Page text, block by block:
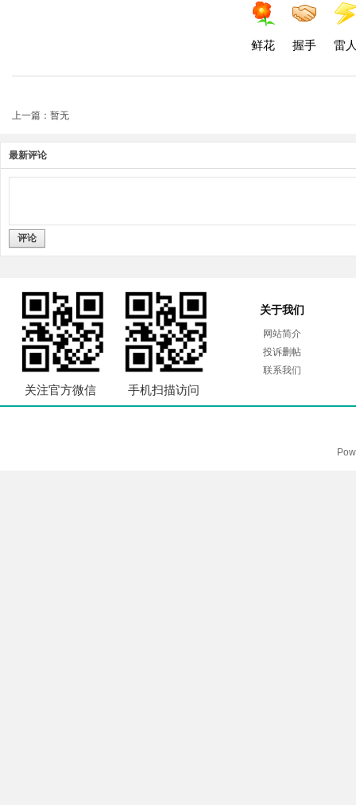
鲜花 握手 雷
上一篇：暂无
最新评论
评论
关注官方微信 手机扫描访问
关于我们
网站简介
投诉删帖
联系我们